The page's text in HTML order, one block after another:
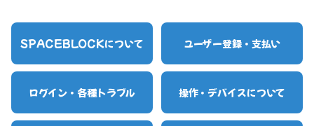
SPACEBLOCKについて ユーザー登録・支払い
ログイン・各種トラブル 操作・デバイスについて